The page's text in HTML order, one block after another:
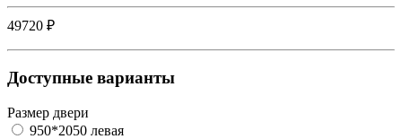
49720 ₽
Доступные варианты
Размер двери
950*2050 левая